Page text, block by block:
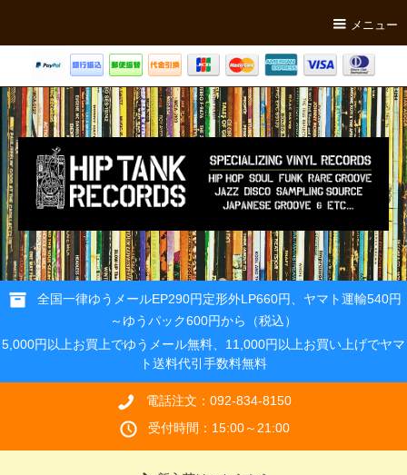
メニュー
全国一律ゆうメールEP290円定形外LP660円、ヤマト運輸540円
～ゆうパック600円から（税込）
5,000円以上お買上でゆうメール無料、11,000円以上お買い上げでヤマ
ト送料代引手数料無料
電話注文：092-834-8150
受付時間：15:00～21:00